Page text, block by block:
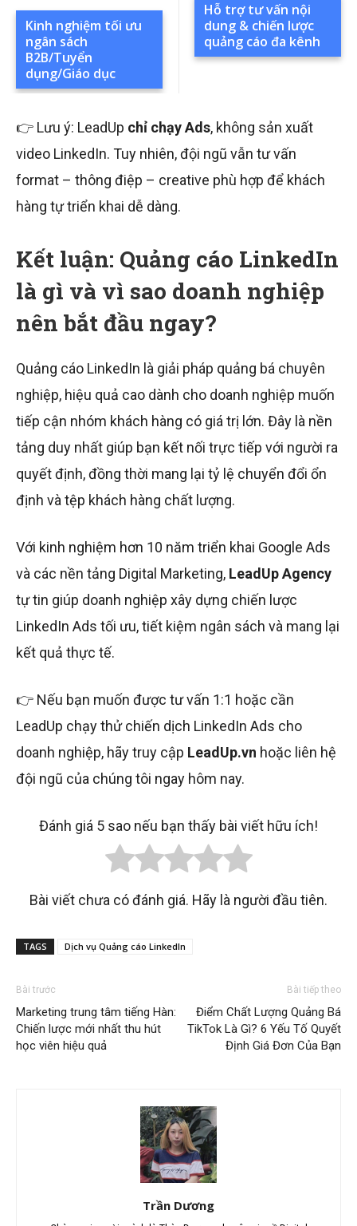
Kinh nghiệm tối ưu
ngân sách
B2B/Tuyển
dụng/Giáo dục
Hỗ trợ tư vấn nội
dung & chiến lược
quảng cáo đa kênh
👉 Lưu ý: LeadUp chỉ chạy Ads, không sản xuất
video LinkedIn. Tuy nhiên, đội ngũ vẫn tư vấn
format – thông điệp – creative phù hợp để khách
hàng tự triển khai dễ dàng.
Kết luận: Quảng cáo LinkedIn
là gì và vì sao doanh nghiệp
nên bắt đầu ngay?
Quảng cáo LinkedIn là giải pháp quảng bá chuyên
nghiệp, hiệu quả cao dành cho doanh nghiệp muốn
tiếp cận nhóm khách hàng có giá trị lớn. Đây là nền
tảng duy nhất giúp bạn kết nối trực tiếp với người ra
quyết định, đồng thời mang lại tỷ lệ chuyển đổi ổn
định và tệp khách hàng chất lượng.
Với kinh nghiệm hơn 10 năm triển khai Google Ads
và các nền tảng Digital Marketing, LeadUp Agency
tự tin giúp doanh nghiệp xây dựng chiến lược
LinkedIn Ads tối ưu, tiết kiệm ngân sách và mang lại
kết quả thực tế.
👉 Nếu bạn muốn được tư vấn 1:1 hoặc cần
LeadUp chạy thử chiến dịch LinkedIn Ads cho
doanh nghiệp, hãy truy cập LeadUp.vn hoặc liên hệ
đội ngũ của chúng tôi ngay hôm nay.
Đánh giá 5 sao nếu bạn thấy bài viết hữu ích!
Bài viết chưa có đánh giá. Hãy là người đầu tiên.
TAGS Dịch vụ Quảng cáo LinkedIn
Bài trước
Marketing trung tâm tiếng Hàn:
Chiến lược mới nhất thu hút
học viên hiệu quả
Bài tiếp theo
Điểm Chất Lượng Quảng Bá
TikTok Là Gì? 6 Yếu Tố Quyết
Định Giá Đơn Của Bạn
Trần Dương